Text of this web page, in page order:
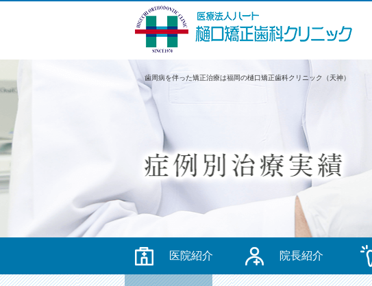
歯周病を伴った矯正治療は福岡の樋口矯正歯科クリニック（天神）
医院紹介 院長紹介